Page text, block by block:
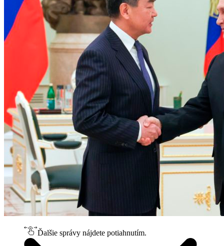
Ďalšie správy nájdete potiahnutím.